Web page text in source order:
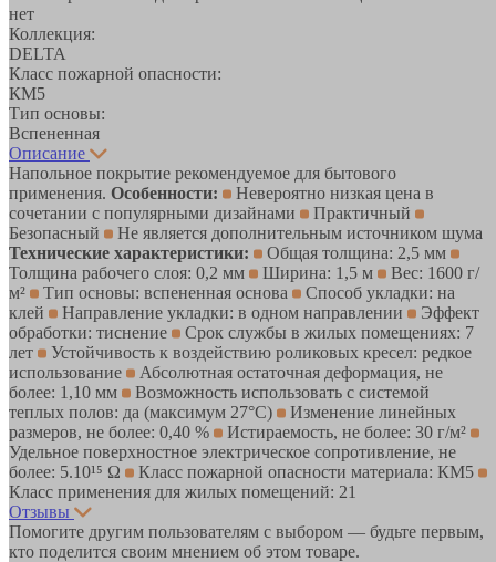
нет
Коллекция:
DELTA
Класс пожарной опасности:
КМ5
Тип основы:
Вспененная
Описание
Напольное покрытие рекомендуемое для бытового
применения. Особенности:
Невероятно низкая цена в
сочетании с популярными дизайнами
Практичный
Безопасный
Не является дополнительным источником шума
Технические характеристики:
Общая толщина: 2,5 мм
Толщина рабочего слоя: 0,2 мм
Ширина: 1,5 м
Вес: 1600 г/
м²
Тип основы: вспененная основа
Способ укладки: на
клей
Направление укладки: в одном направлении
Эффект
обработки: тиснение
Срок службы в жилых помещениях: 7
лет
Устойчивость к воздействию роликовых кресел: редкое
использование
Абсолютная остаточная деформация, не
более: 1,10 мм
Возможность использовать с системой
теплых полов: да (максимум 27°C)
Изменение линейных
размеров, не более: 0,40 %
Истираемость, не более: 30 г/м²
Удельное поверхностное электрическое cопротивление, не
более: 5.10¹⁵ Ω
Класс пожарной опасности материала: КМ5
Класс применения для жилых помещений: 21
Отзывы
Помогите другим пользователям с выбором — будьте первым,
кто поделится своим мнением об этом товаре.